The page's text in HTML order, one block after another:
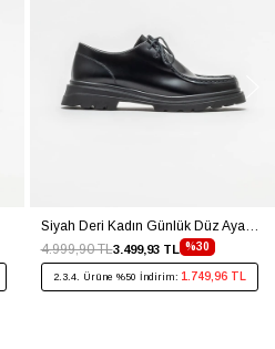
Siyah Deri Kadın Günlük Düz Ayakkabı
%30
3.499,93 TL
4.999,90 TL
2.3.4. Ürüne %50 İndirim: 1.749,96 TL